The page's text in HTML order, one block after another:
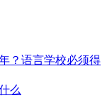
？语言学校必须得
么